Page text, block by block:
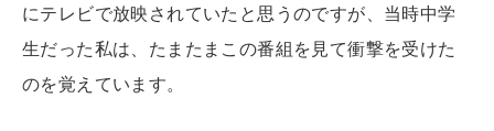
にテレビで放映されていたと思うのですが、当時中学
生だった私は、たまたまこの番組を見て衝撃を受けた
のを覚えています。